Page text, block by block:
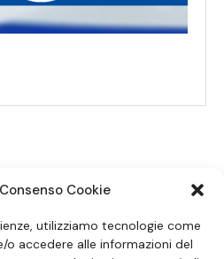
Cookie
utilizziamo tecnologie come
o accedere alle informazioni del
SUI SOCIAL